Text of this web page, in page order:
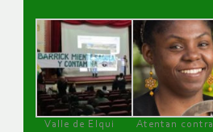
Valle de Elqui
Atentan contra